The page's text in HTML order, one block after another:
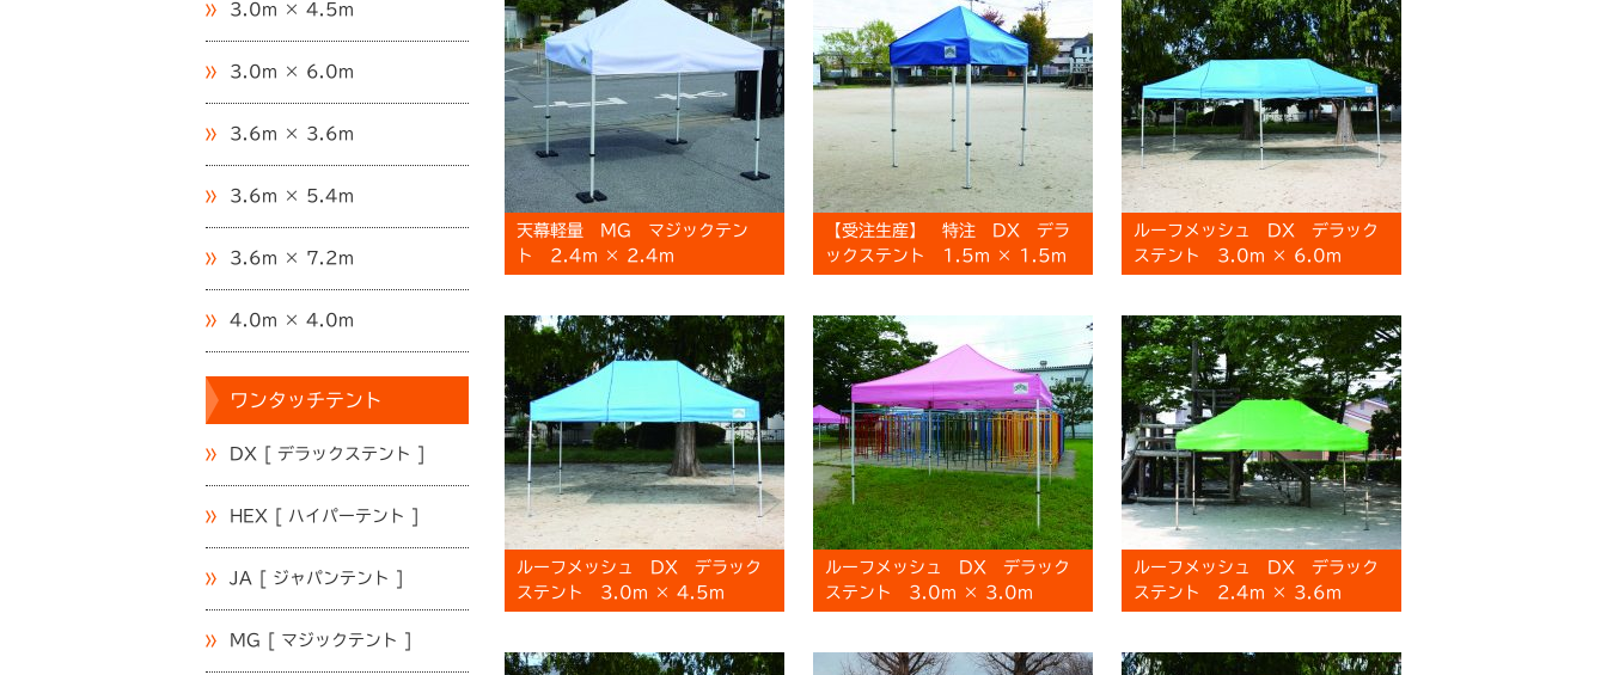
3.0m × 4.5m
3.0m × 6.0m
3.6m × 3.6m
3.6m × 5.4m
3.6m × 7.2m
4.0m × 4.0m
ワンタッチテント
DX [ デラックステント ]
HEX [ ハイパーテント ]
JA [ ジャパンテント ]
MG [ マジックテント ]
天幕軽量 MG マジックテン
ト 2.4m × 2.4m
【受注生産】 特注 DX デラ
ックステント 1.5m × 1.5m
ルーフメッシュ DX デラック
ステント 3.0m × 6.0m
ルーフメッシュ DX デラック
ステント 3.0m × 4.5m
ルーフメッシュ DX デラック
ステント 3.0m × 3.0m
ルーフメッシュ DX デラック
ステント 2.4m × 3.6m